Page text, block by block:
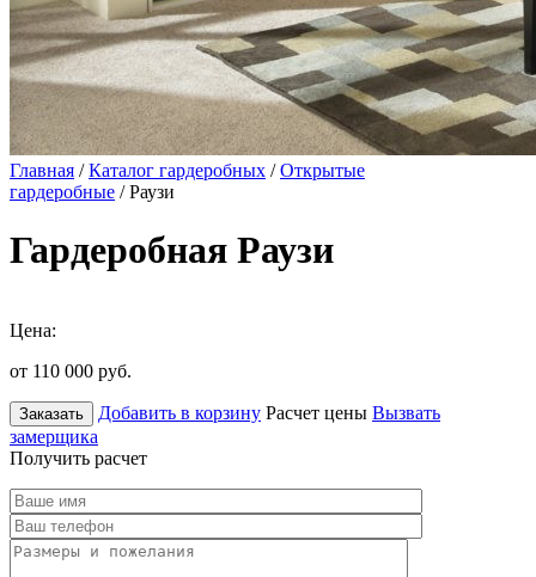
Главная /Каталог гардеробных /Открытые
гардеробные / Раузи
Гардеробная Раузи
Цена:
от 110 000 руб.
Заказать Добавить в корзину Расчет цены Вызвать
замерщика
Получить расчет